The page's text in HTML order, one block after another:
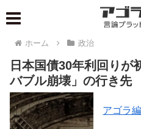
ホーム 政治
日本国債30年利回りが
バブル崩壊」の行き先
アゴラ